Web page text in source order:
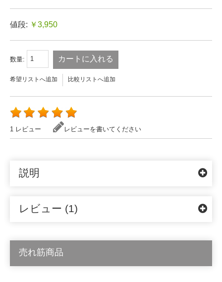
値段: ￥3,950
数量: カートに入れる
希望リストへ追加 比較リストへ追加
1 レビュー レビューを書いてください
説明
レビュー (1)
売れ筋商品